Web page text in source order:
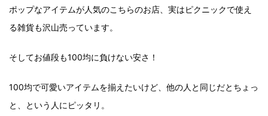
ポップなアイテムが人気のこちらのお店、実はピクニックで使え
る雑貨も沢山売っています。
そしてお値段も100均に負けない安さ！
100均で可愛いアイテムを揃えたいけど、他の人と同じだとちょっ
と、という人にピッタリ。